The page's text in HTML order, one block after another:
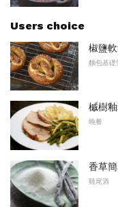
Users choice
椒鹽
麵包基礎
槭樹
晚餐
香草
雞尾酒